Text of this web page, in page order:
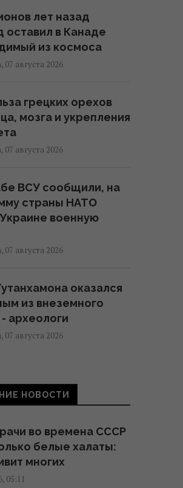
лет назад
оставил в Канаде
из космоса
07 августа 2026
грецких орехов
мозга и укрепления
07 августа 2026
ВСУ сообщили, на
страны НАТО
военную
07 августа 2026
оказался
из внеземного
археологи
07 августа 2026
за
с Китаем и РФ,
07 августа 2026
из грязи на
НОВОСТИ
во времена СССР
белые халаты:
многих
05:11